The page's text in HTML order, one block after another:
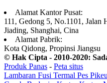
Alamat Kantor Pusat:
111, Gedong 5, No.1101, Jalan
Jiading, Shanghai, Cina
Alamat Pabrik:
Kota Qidong, Propinsi Jiangsu
© Hak Cipta - 2010-2020:
Produk Panas - Peta situs
Lambaran Fusi Termal Pes